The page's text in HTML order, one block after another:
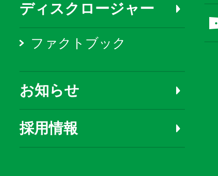
ディスクロージャー
ファクトブック
お知らせ
採用情報